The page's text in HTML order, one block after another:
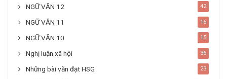
NGỮ VĂN 12 42
NGỮ VĂN 11 16
NGỮ VĂN 10 15
Nghị luận xã hội 36
Những bài văn đạt HSG 23